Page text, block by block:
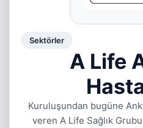
Sektörler
A Life
Kuruluşundan bugüne
veren A Life Sağlık